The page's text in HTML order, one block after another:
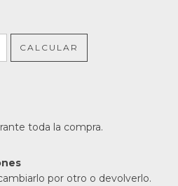
CALCULAR
toda la compra.
por otro o devolverlo.